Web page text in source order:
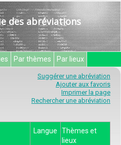
des abréviations
Par thèmes Par lieux
Suggérer une abréviation
Ajouter aux favoris
Imprimer la page
Rechercher une abréviation
Langue
Thèmes et
lieux